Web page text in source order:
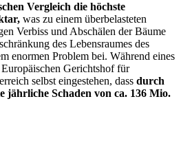
Vergleich die höchste
was zu einem überbelasteten
Verbiss und Abschälen der Bäume
des Lebensraumes des
enormen Problem bei. Während eines
Gerichtshof für
selbst eingestehen, dass durch
jährliche Schaden von ca. 136 Mio.